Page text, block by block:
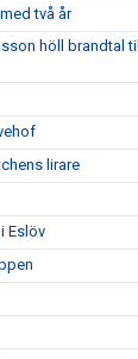
två år
höll brandtal till
lirare
Eslöv